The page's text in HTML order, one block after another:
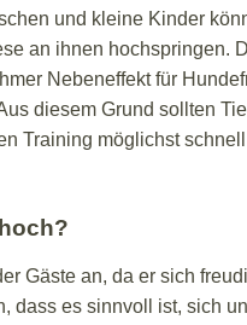
und kleine Kinder
an ihnen hochspringen.
Nebeneffekt für
diesem Grund sollten
Training möglichst schnell
Gäste an, da er sich
dass es sinnvoll ist, sich